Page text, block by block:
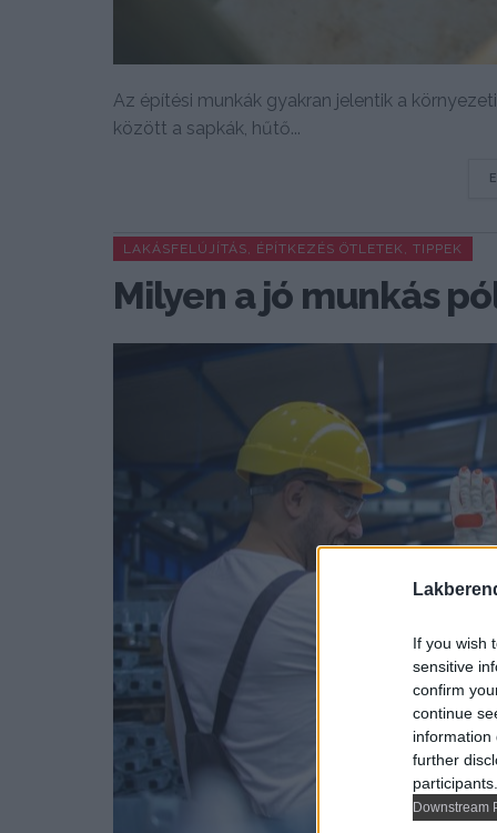
If you wish
sensitive
confirm
continue
information
further
Downstream
Az építési munkák gyakran jelentik a
között a sapkák, hűtő...
LAKÁSFELÚJÍTÁS, ÉPÍTKEZÉS ÖTLETEK, TIPPEK
Milyen a jó munkás